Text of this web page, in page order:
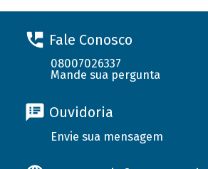
Fale Conosco
08007026337
Mande sua pergunta
Ouvidoria
Envie sua mensagem